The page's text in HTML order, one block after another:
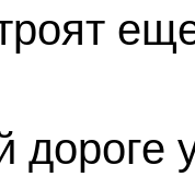
дороге